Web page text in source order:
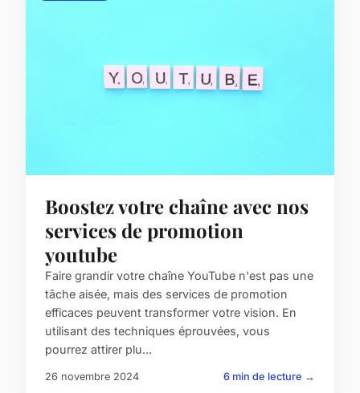
Boostez votre chaîne avec nos
services de promotion
youtube
Faire grandir votre chaîne YouTube n'est pas une
tâche aisée, mais des services de promotion
efficaces peuvent transformer votre vision. En
utilisant des techniques éprouvées, vous
pourrez attirer plu...
26 novembre 2024 6 min de lecture →